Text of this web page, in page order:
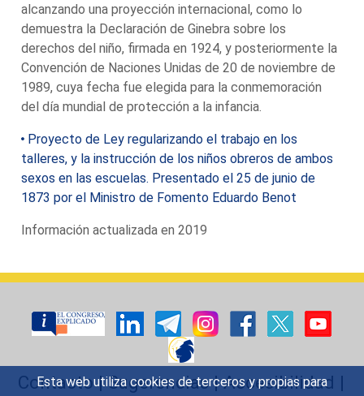
Esta web utiliza cookies de terceros y propias para
alcanzando una proyección internacional, como lo
demuestra la Declaración de Ginebra sobre los
derechos del niño, firmada en 1924, y posteriormente la
Convención de Naciones Unidas de 20 de noviembre de
1989, cuya fecha fue elegida para la conmemoración
del día mundial de protección a la infancia.
Proyecto de Ley regularizando el trabajo en los
talleres, y la instrucción de los niños obreros de ambos
sexos en las escuelas. Presentado el 25 de junio de
1873 por el Ministro de Fomento Eduardo Benot
Información actualizada en 2019
Contacto|Sugerencias|Accesibilidad |